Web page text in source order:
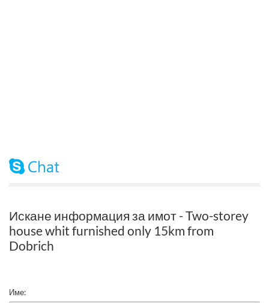
Искане информация за имот - Two-storey
house whit furnished only 15km from
Dobrich
Име: